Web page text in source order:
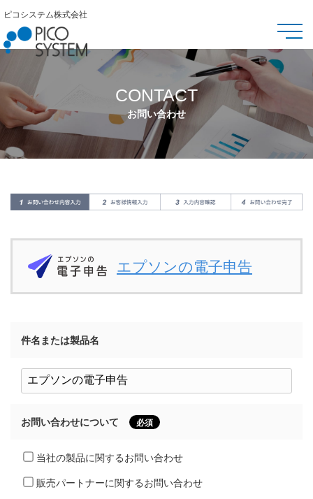
ピコシステム株式会社
CONTACT
お問い合わせ
エプソンの電子申告
件名または製品名
お問い合わせについて 必須
当社の製品に関するお問い合わせ
販売パートナーに関するお問い合わせ